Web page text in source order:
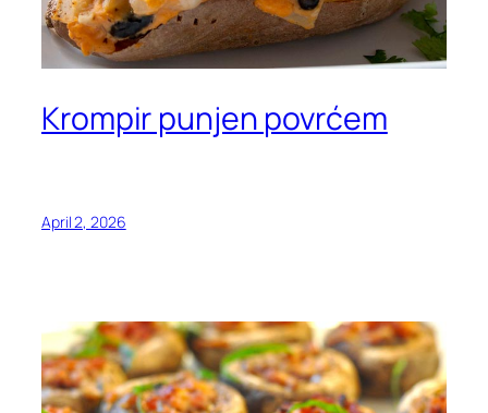
Krompir punjen povrćem
April 2, 2026